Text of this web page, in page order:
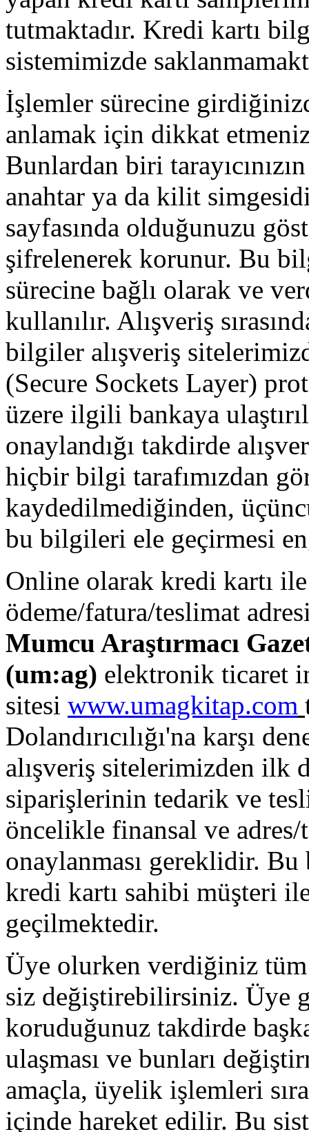
tutmaktadır. Kredi kartı
sistemimizde
İşlemler sürecine
anlamak için dikkat
Bunlardan biri
anahtar ya da kilit
sayfasında olduğunuzu
şifrelenerek korunur. Bu
sürecine bağlı olarak ve
kullanılır. Alışveriş
bilgiler alışveriş
(Secure Sockets Layer)
üzere ilgili bankaya
onaylandığı takdirde
hiçbir bilgi tarafımızdan
kaydedilmediğinden,
bu bilgileri ele geçirmesi
Online olarak kredi kartı
ödeme/fatura/teslimat
Mumcu Araştırmacı
(um:ag) elektronik ticaret
sitesi www.umagkitap.com
Dolandırıcılığı'na karşı
alışveriş sitelerimizden ilk
siparişlerinin tedarik ve
öncelikle finansal ve
onaylanması gereklidir.
kredi kartı sahibi müşteri
geçilmektedir.
Üye olurken verdiğiniz
siz değiştirebilirsiniz. Üye
koruduğunuz takdirde
ulaşması ve bunları
amaçla, üyelik işlemleri
içinde hareket edilir. Bu